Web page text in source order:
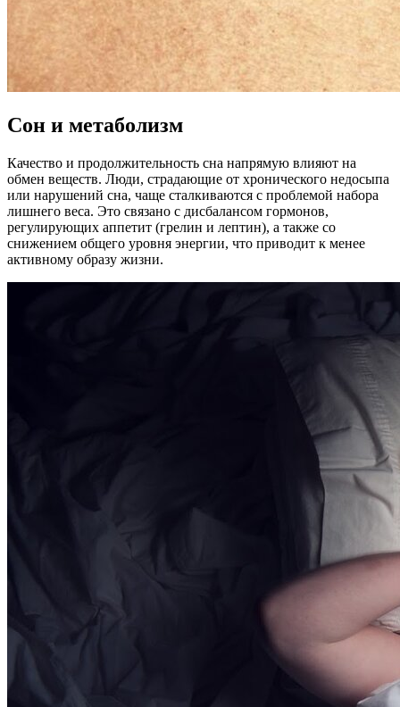
Сон и метаболизм
Качество и продолжительность сна напрямую влияют на
обмен веществ. Люди, страдающие от хронического недосыпа
или нарушений сна, чаще сталкиваются с проблемой набора
лишнего веса. Это связано с дисбалансом гормонов,
регулирующих аппетит (грелин и лептин), а также со
снижением общего уровня энергии, что приводит к менее
активному образу жизни.